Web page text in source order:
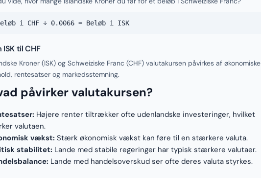
i CHF ÷ 0.0066 = Beløb i ISK
ISK til CHF
Kroner (ISK) og Schweiziske Franc (CHF) valutakursen påvirkes af økonomiske
rentesatser og markedsstemning.
påvirker valutakursen?
Højere renter tiltrækker ofte udenlandske investeringer, hvilket
valutaen.
vækst: Stærk økonomisk vækst kan føre til en stærkere valuta.
stabilitet: Lande med stabile regeringer har typisk stærkere valutaer.
Lande med handelsoverskud ser ofte deres valuta styrkes.